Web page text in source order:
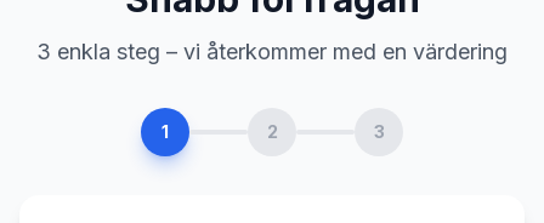
3 enkla steg – vi återkommer med en värdering
1 2 3